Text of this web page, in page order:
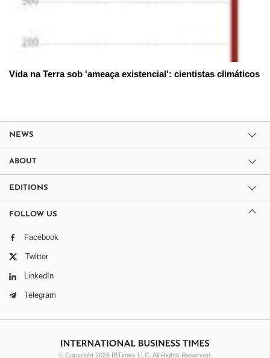
Vida na Terra sob 'ameaça existencial': cientistas climáticos
NEWS
ABOUT
EDITIONS
FOLLOW US
Facebook
Twitter
LinkedIn
Telegram
© Copyright 2026 IBTimes LLC. All Rights Reserved.